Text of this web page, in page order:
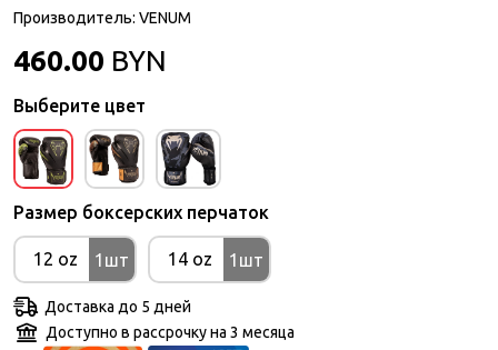
Производитель: VENUM
460.00 BYN
Выберите цвет
Размер боксерских перчаток
12 oz 1шт 14 oz 1шт
Доставка до 5 дней
Доступно в рассрочку на 3 месяца